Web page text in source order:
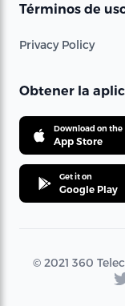
Términos de
Privacy Policy
Obtener la
Download on the
App Store
Get it on
Google Play
© 2021 360